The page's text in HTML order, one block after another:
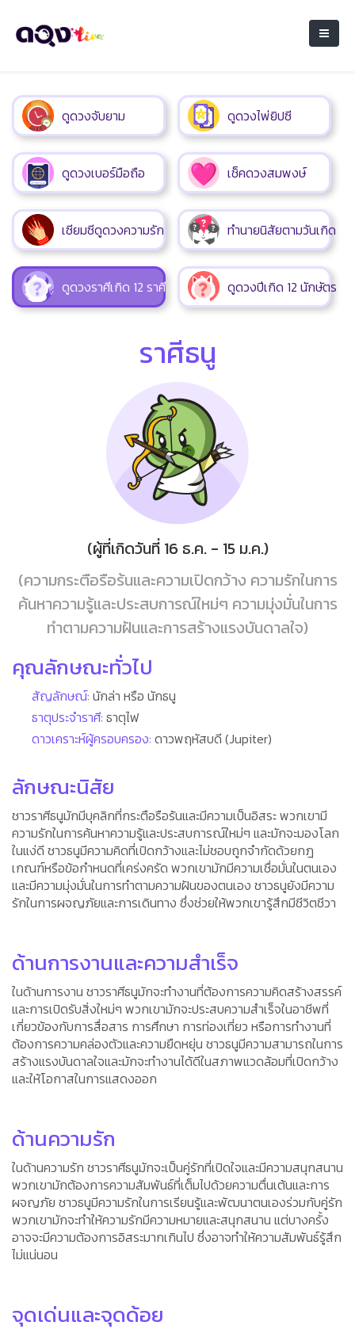
ดูดวงจับยาม ดูดวงไพ่ยิปซี
ดูดวงเบอร์มือถือ เช็คดวงสมพงษ์
เซียมซีดูดวงความรัก ทำนายนิสัยตามวันเกิด
ดูดวงราศีเกิด 12 ราศี ดูดวงปีเกิด 12 นักษัตร
ราศีธนู
(ผู้ที่เกิดวันที่ 16 ธ.ค. - 15 ม.ค.)
(ความกระตือรือร้นและความเปิดกว้าง ความรักในการ
ค้นหาความรู้และประสบการณ์ใหม่ๆ ความมุ่งมั่นในการ
ทำตามความฝันและการสร้างแรงบันดาลใจ)
คุณลักษณะทั่วไป
สัญลักษณ์: นักล่า หรือ นักธนู
ธาตุประจำราศี: ธาตุไฟ
ดาวเคราะห์ผู้ครอบครอง: ดาวพฤหัสบดี (Jupiter)
ลักษณะนิสัย
ชาวราศีธนูมักมีบุคลิกที่กระตือรือร้นและมีความเป็นอิสระ พวกเขามี
ความรักในการค้นหาความรู้และประสบการณ์ใหม่ๆ และมักจะมองโลก
ในแง่ดี ชาวธนูมีความคิดที่เปิดกว้างและไม่ชอบถูกจำกัดด้วยกฎ
เกณฑ์หรือข้อกำหนดที่เคร่งครัด พวกเขามักมีความเชื่อมั่นในตนเอง
และมีความมุ่งมั่นในการทำตามความฝันของตนเอง ชาวธนูยังมีความ
รักในการผจญภัยและการเดินทาง ซึ่งช่วยให้พวกเขารู้สึกมีชีวิตชีวา
ด้านการงานและความสำเร็จ
ในด้านการงาน ชาวราศีธนูมักจะทำงานที่ต้องการความคิดสร้างสรรค์
และการเปิดรับสิ่งใหม่ๆ พวกเขามักจะประสบความสำเร็จในอาชีพที่
เกี่ยวข้องกับการสื่อสาร การศึกษา การท่องเที่ยว หรือการทำงานที่
ต้องการความคล่องตัวและความยืดหยุ่น ชาวธนูมีความสามารถในการ
สร้างแรงบันดาลใจและมักจะทำงานได้ดีในสภาพแวดล้อมที่เปิดกว้าง
และให้โอกาสในการแสดงออก
ด้านความรัก
ในด้านความรัก ชาวราศีธนูมักจะเป็นคู่รักที่เปิดใจและมีความสนุกสนาน
พวกเขามักต้องการความสัมพันธ์ที่เต็มไปด้วยความตื่นเต้นและการ
ผจญภัย ชาวธนูมีความรักในการเรียนรู้และพัฒนาตนเองร่วมกับคู่รัก
พวกเขามักจะทำให้ความรักมีความหมายและสนุกสนาน แต่บางครั้ง
อาจจะมีความต้องการอิสระมากเกินไป ซึ่งอาจทำให้ความสัมพันธ์รู้สึก
ไม่แน่นอน
จุดเด่นและจุดด้อย